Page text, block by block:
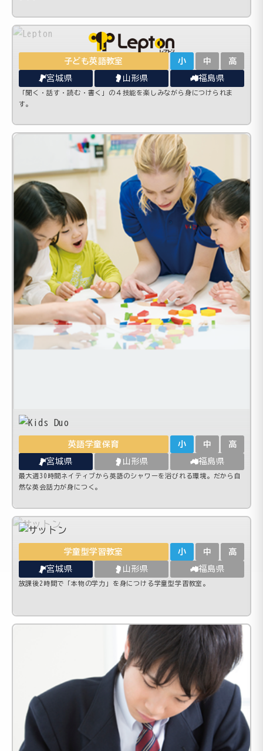
子ども英語教室 小 中 高
宮城県 山形県 福島県
「聞く・話す・読む・書く」の４技能を楽しみながら身につけられま
す。
英語学童保育 小 中 高
宮城県 山形県 福島県
最大週30時間ネイティブから英語のシャワーを浴びれる環境。だから自
然な英会話力が身につく。
学童型学習教室 小 中 高
宮城県 山形県 福島県
放課後2時間で「本物の学力」を身につける学童型学習教室。